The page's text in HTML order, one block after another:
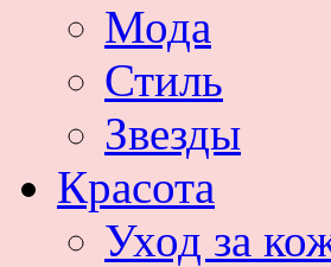
Мода
Стиль
Звезды
Красота
Уход за